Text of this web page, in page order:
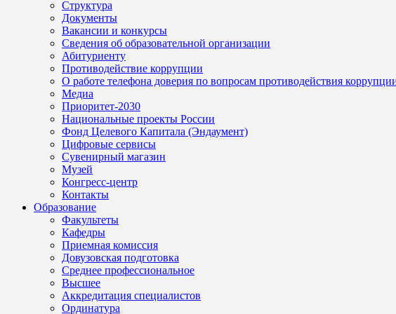
Структура
Документы
Вакансии и конкурсы
Сведения об образовательной организации
Абитуриенту
Противодействие коррупции
О работе телефона доверия по вопросам противодействия
Медиа
Приоритет-2030
Национальные проекты России
Фонд Целевого Капитала (Эндаумент)
Цифровые сервисы
Сувенирный магазин
Музей
Конгресс-центр
Контакты
Образование
Факультеты
Кафедры
Приемная комиссия
Довузовская подготовка
Среднее профессиональное
Высшее
Аккредитация специалистов
Ординатура